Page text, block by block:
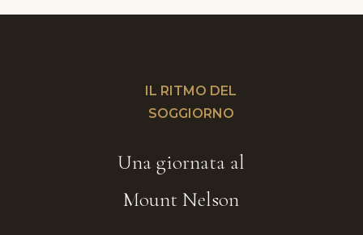
IL RITMO DEL
SOGGIORNO
Una giornata al
Mount Nelson